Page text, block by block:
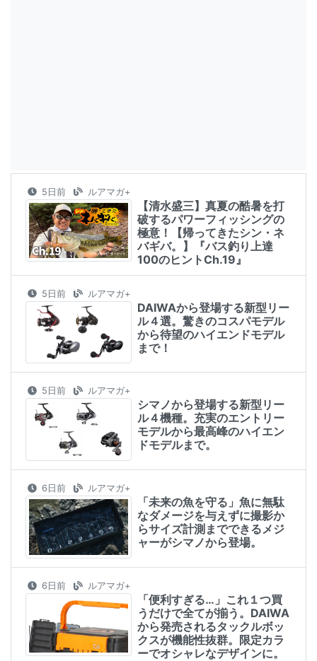
5日前 ルアマガ+
【清水盛三】真夏の酷暑を打
破するパワーフィッシングの
極意！【帰ってきたシン・ネ
バギバ。】『バス釣り上達
100のヒントCh.19』
5日前 ルアマガ+
DAIWAから登場する新型リー
ル４選。驚きのコスパモデル
から待望のハイエンドモデル
まで！
5日前 ルアマガ+
シマノから登場する新型リー
ル４機種。充実のエントリー
モデルから最高峰のハイエン
ドモデルまで。
6日前 ルアマガ+
「未来の魚を守る」魚に無駄
なダメージを与えずに撮影か
らサイズ計測までできるメジ
ャーがシマノから登場。
6日前 ルアマガ+
「便利すぎる…」これ１つ買
うだけで全てが揃う。DAIWA
から発売されるタックルボッ
クスが機能性抜群。限定カラ
ーでオシャレなデザインに。